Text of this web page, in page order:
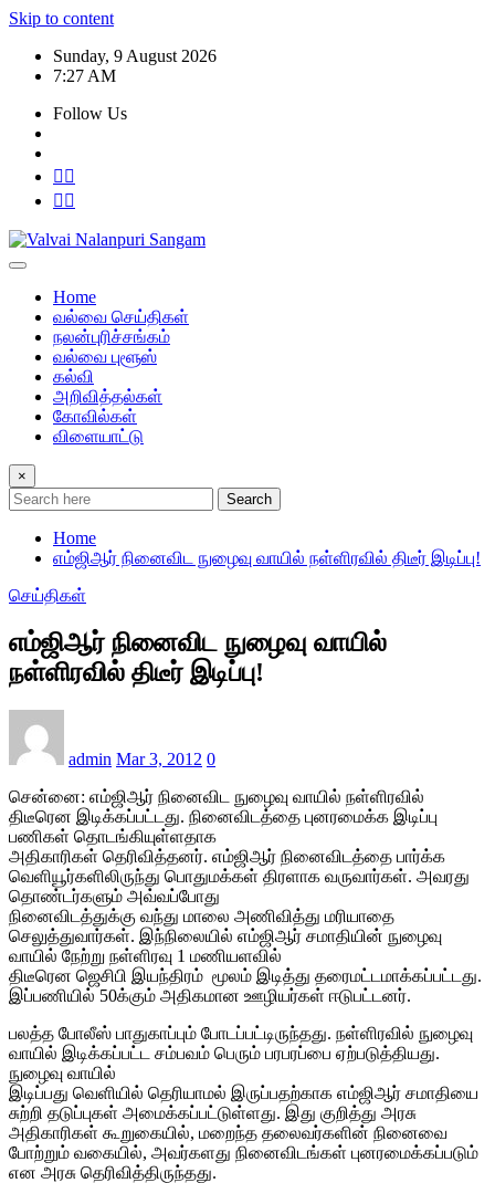
Skip to content
Sunday, 9 August 2026
7:27 AM
Follow Us
Home
வல்வை செய்திகள்
நலன்புரிச்சங்கம்
வல்வை புளூஸ்
கல்வி
அறிவித்தல்கள்
கோவில்கள்
விளையாட்டு
×
Search
Home
எம்ஜிஆர் நினைவிட நுழைவு வாயில் நள்ளிரவில் திடீர் இடிப்பு!
செய்திகள்
எம்ஜிஆர் நினைவிட நுழைவு வாயில்
நள்ளிரவில் திடீர் இடிப்பு!
admin Mar 3, 2012 0
சென்னை: எம்ஜிஆர் நினைவிட நுழைவு வாயில் நள்ளிரவில்
திடீரென இடிக்கப்பட்டது. நினைவிடத்தை புனரமைக்க இடிப்பு
பணிகள் தொடங்கியுள்ளதாக
அதிகாரிகள் தெரிவித்தனர். எம்ஜிஆர் நினைவிடத்தை பார்க்க
வெளியூர்களிலிருந்து பொதுமக்கள் திரளாக வருவார்கள். அவரது
தொண்டர்களும் அவ்வப்போது
நினைவிடத்துக்கு வந்து மாலை அணிவித்து மரியாதை
செலுத்துவார்கள். இந்நிலையில் எம்ஜிஆர் சமாதியின் நுழைவு
வாயில் நேற்று நள்ளிரவு 1 மணியளவில்
திடீரென ஜெசிபி இயந்திரம் மூலம் இடித்து தரைமட்டமாக்கப்பட்டது.
இப்பணியில் 50க்கும் அதிகமான ஊழியர்கள் ஈடுபட்டனர்.
பலத்த போலீஸ் பாதுகாப்பும் போடப்பட்டிருந்தது. நள்ளிரவில் நுழைவு
வாயில் இடிக்கப்பட்ட சம்பவம் பெரும் பரபரப்பை ஏற்படுத்தியது.
நுழைவு வாயில்
இடிப்பது வெளியில் தெரியாமல் இருப்பதற்காக எம்ஜிஆர் சமாதியை
சுற்றி தடுப்புகள் அமைக்கப்பட்டுள்ளது. இது குறித்து அரசு
அதிகாரிகள் கூறுகையில், மறைந்த தலைவர்களின் நினைவை
போற்றும் வகையில், அவர்களது நினைவிடங்கள் புனரமைக்கப்படும்
என அரசு தெரிவித்திருந்தது.